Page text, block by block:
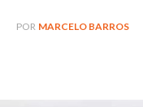
POR MARCELO BARROS